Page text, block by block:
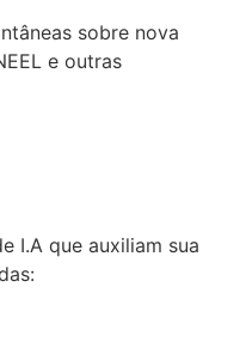
sobre nova
e outras
I.A que auxiliam sua